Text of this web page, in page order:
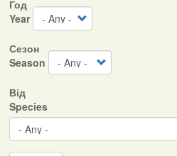
Год
Year
Сезон
Season
Від
Species